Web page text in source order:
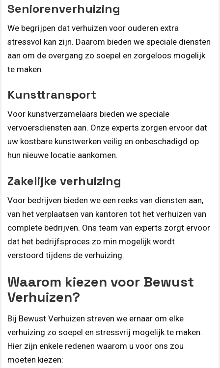
Seniorenverhuizing
We begrijpen dat verhuizen voor ouderen extra
stressvol kan zijn. Daarom bieden we speciale diensten
aan om de overgang zo soepel en zorgeloos mogelijk
te maken.
Kunsttransport
Voor kunstverzamelaars bieden we speciale
vervoersdiensten aan. Onze experts zorgen ervoor dat
uw kostbare kunstwerken veilig en onbeschadigd op
hun nieuwe locatie aankomen.
Zakelijke verhuizing
Voor bedrijven bieden we een reeks van diensten aan,
van het verplaatsen van kantoren tot het verhuizen van
complete bedrijven. Ons team van experts zorgt ervoor
dat het bedrijfsproces zo min mogelijk wordt
verstoord tijdens de verhuizing.
Waarom kiezen voor Bewust
Verhuizen?
Bij Bewust Verhuizen streven we ernaar om elke
verhuizing zo soepel en stressvrij mogelijk te maken.
Hier zijn enkele redenen waarom u voor ons zou
moeten kiezen: